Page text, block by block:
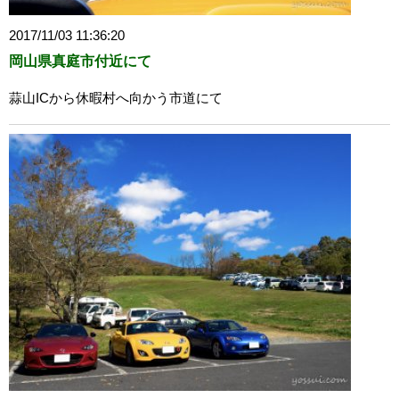
2017/11/03 11:36:20
岡山県真庭市付近にて
蒜山ICから休暇村へ向かう市道にて